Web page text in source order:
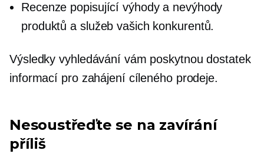
Recenze popisující výhody a nevýhody
produktů a služeb vašich konkurentů.
Výsledky vyhledávání vám poskytnou dostatek
informací pro zahájení cíleného prodeje.
Nesoustřeďte se na zavírání
příliš